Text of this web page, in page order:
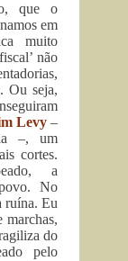
que o
em
muito
não
Ou seja,
Levy –
–, um
cortes.
a
No
ruína. Eu
marchas,
do
pelo